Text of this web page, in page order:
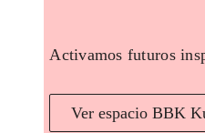
Activamos futuros
Ver espacio BBK